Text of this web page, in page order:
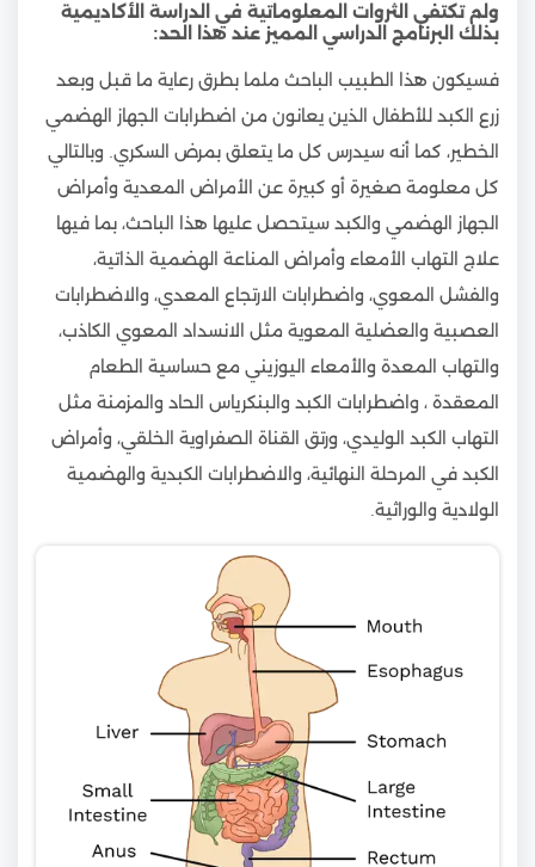
ولم تكتفي الثروات المعلوماتية في الدراسة الأكاديمية
بذلك البرنامج الدراسي المميز عند هذا الحد:
فسيكون هذا الطبيب الباحث ملما بطرق رعاية ما قبل وبعد
زرع الكبد للأطفال الذين يعانون من اضطرابات الجهاز الهضمي
الخطير، كما أنه سيدرس كل ما يتعلق بمرض السكري. وبالتالي
كل معلومة صغيرة أو كبيرة عن الأمراض المعدية وأمراض
الجهاز الهضمي والكبد سيتحصل عليها هذا الباحث، بما فيها
علاج التهاب الأمعاء وأمراض المناعة الهضمية الذاتية،
والفشل المعوي، واضطرابات الارتجاع المعدي، والاضطرابات
العصبية والعضلية المعوية مثل الانسداد المعوي الكاذب،
والتهاب المعدة والأمعاء اليوزيني مع حساسية الطعام
المعقدة ، واضطرابات الكبد والبنكرياس الحاد والمزمنة مثل
التهاب الكبد الوليدي، ورتق القناة الصفراوية الخلقي، وأمراض
الكبد في المرحلة النهائية، والاضطرابات الكبدية والهضمية
الولادية والوراثية.